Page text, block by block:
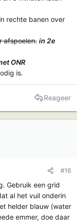
rechte banen over
afspoelen. in 2e
ONR
is.
Reageer
#16
Gebruik een grid
al het vuil onderin
helder blauw (water
emmer, doe daar